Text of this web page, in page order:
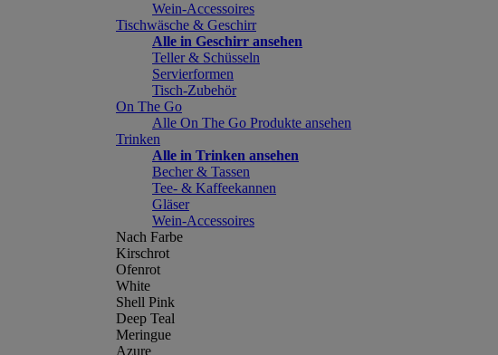
Wein-Accessoires
Tischwäsche & Geschirr
Alle in Geschirr ansehen
Teller & Schüsseln
Servierformen
Tisch-Zubehör
On The Go
Alle On The Go Produkte ansehen
Trinken
Alle in Trinken ansehen
Becher & Tassen
Tee- & Kaffeekannen
Gläser
Wein-Accessoires
Nach Farbe
Kirschrot
Ofenrot
White
Shell Pink
Deep Teal
Meringue
Azure